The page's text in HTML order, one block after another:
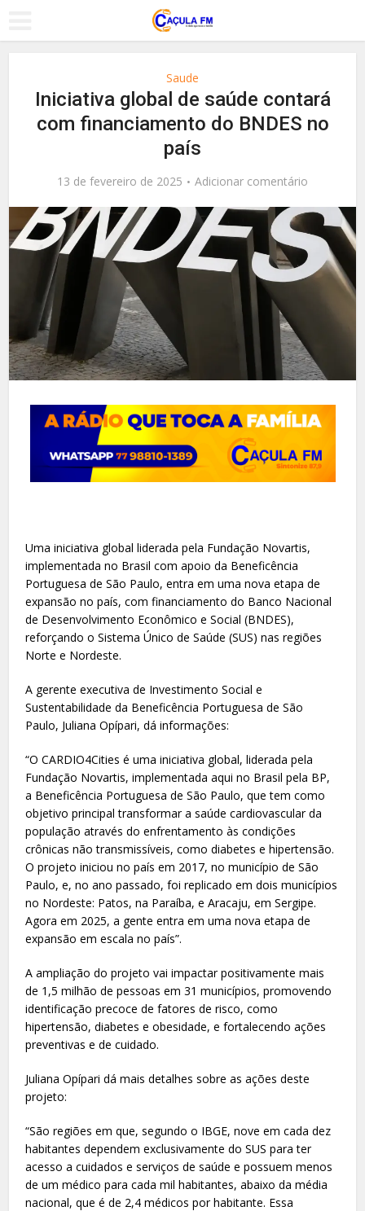
Saude
Iniciativa global de saúde contará
com financiamento do BNDES no
país
13 de fevereiro de 2025 Adicionar comentário
Uma iniciativa global liderada pela Fundação Novartis,
implementada no Brasil com apoio da Beneficência
Portuguesa de São Paulo, entra em uma nova etapa de
expansão no país, com financiamento do Banco Nacional
de Desenvolvimento Econômico e Social (BNDES),
reforçando o Sistema Único de Saúde (SUS) nas regiões
Norte e Nordeste.
A gerente executiva de Investimento Social e
Sustentabilidade da Beneficência Portuguesa de São
Paulo, Juliana Opípari, dá informações:
“O CARDIO4Cities é uma iniciativa global, liderada pela
Fundação Novartis, implementada aqui no Brasil pela BP,
a Beneficência Portuguesa de São Paulo, que tem como
objetivo principal transformar a saúde cardiovascular da
população através do enfrentamento às condições
crônicas não transmissíveis, como diabetes e hipertensão.
O projeto iniciou no país em 2017, no município de São
Paulo, e, no ano passado, foi replicado em dois municípios
no Nordeste: Patos, na Paraíba, e Aracaju, em Sergipe.
Agora em 2025, a gente entra em uma nova etapa de
expansão em escala no país”.
A ampliação do projeto vai impactar positivamente mais
de 1,5 milhão de pessoas em 31 municípios, promovendo
identificação precoce de fatores de risco, como
hipertensão, diabetes e obesidade, e fortalecendo ações
preventivas e de cuidado.
Juliana Opípari dá mais detalhes sobre as ações deste
projeto:
“São regiões em que, segundo o IBGE, nove em cada dez
habitantes dependem exclusivamente do SUS para ter
acesso a cuidados e serviços de saúde e possuem menos
de um médico para cada mil habitantes, abaixo da média
nacional, que é de 2,4 médicos por habitante. Essa